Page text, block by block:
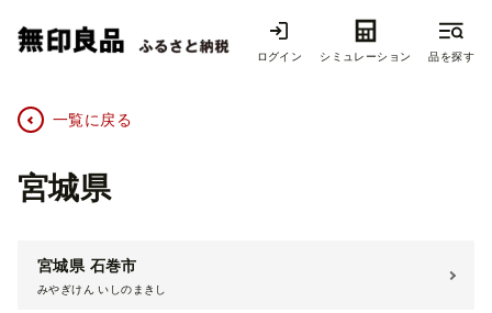
ログイン シミュレーション 品を探す
一覧に戻る
宮城県
宮城県 石巻市